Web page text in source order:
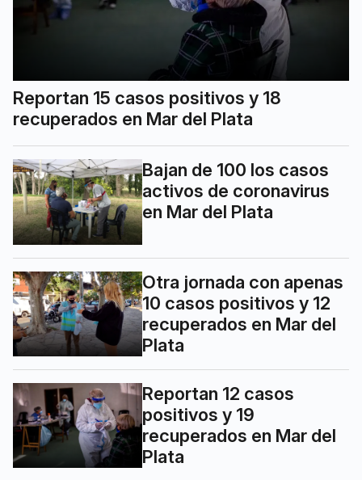
Reportan 15 casos positivos y 18
recuperados en Mar del Plata
Bajan de 100 los casos
activos de coronavirus
en Mar del Plata
Otra jornada con apenas
10 casos positivos y 12
recuperados en Mar del
Plata
Reportan 12 casos
positivos y 19
recuperados en Mar del
Plata